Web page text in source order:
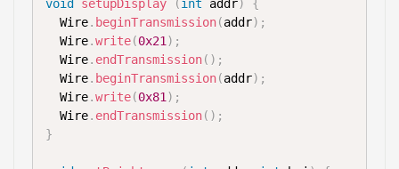
void setupDisplay (int addr)
{
  Wire
. beginTransmission(addr) ;
  Wire
.write(0x21) ;
  Wire
. endTransmission( ) ;
  Wire
. beginTransmission(addr) ;
  Wire
.write(0x81) ;
  Wire
. endTransmission( ) ;
}